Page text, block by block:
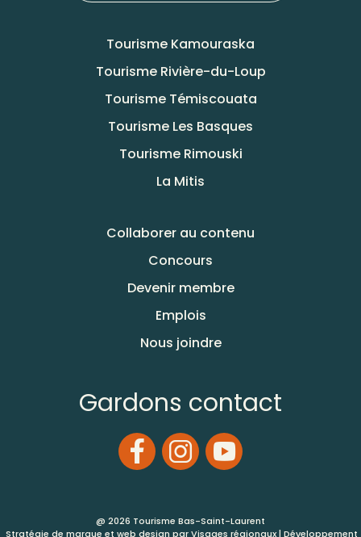
Tourisme Kamouraska
Tourisme Rivière-du-Loup
Tourisme Témiscouata
Tourisme Les Basques
Tourisme Rimouski
La Mitis
Collaborer au contenu
Concours
Devenir membre
Emplois
Nous joindre
Gardons contact
@ 2026 Tourisme Bas-Saint-Laurent
Stratégie de marque et web design parVisages régionaux| Développement